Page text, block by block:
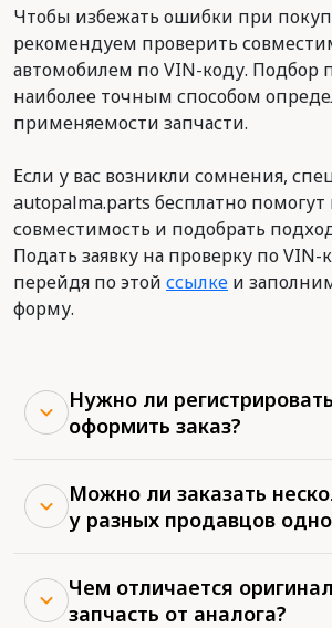
Чтобы избежать ошибки при
рекомендуем проверить
автомобилем по VIN-коду. Подбор
наиболее точным способом
применяемости запчасти.
Если у вас возникли сомнения,
autopalma.parts бесплатно помогут
совместимость и подобрать
Подать заявку на проверку по
перейдя по этой ссылке и
форму.
Нужно ли
оформить заказ?
Можно ли заказать
у разных продавцов
Чем отличается
запчасть от аналога?